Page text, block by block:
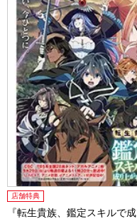
店舗特典
『転生貴族、鑑定スキルで